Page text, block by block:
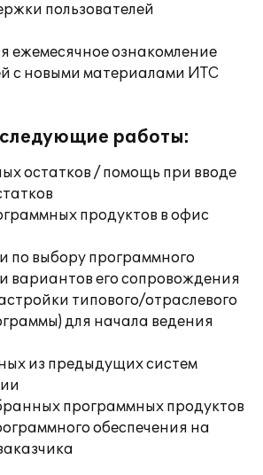
пользователей
ежемесячное ознакомление
с новыми материалами ИТС
работы:
остатков / помощь при вводе
продуктов в офис
по выбору программного
вариантов его сопровождения
типового/отраслевого
для начала ведения
из предыдущих систем
программных продуктов
обеспечения на